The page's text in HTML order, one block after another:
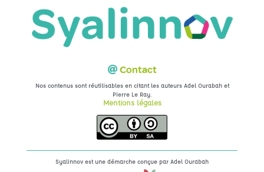
Contact
Nos contenus sont réutilisables en citant les auteurs Adel Ourabah et
Pierre Le Ray.
Mentions légales
Syalinnov est une démarche conçue par Adel Ourabah